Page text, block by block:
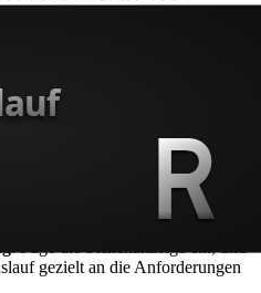
Bewerbungsmarktes, von der
bis zur erwarteten Struktur
gezielt an die Anforderungen